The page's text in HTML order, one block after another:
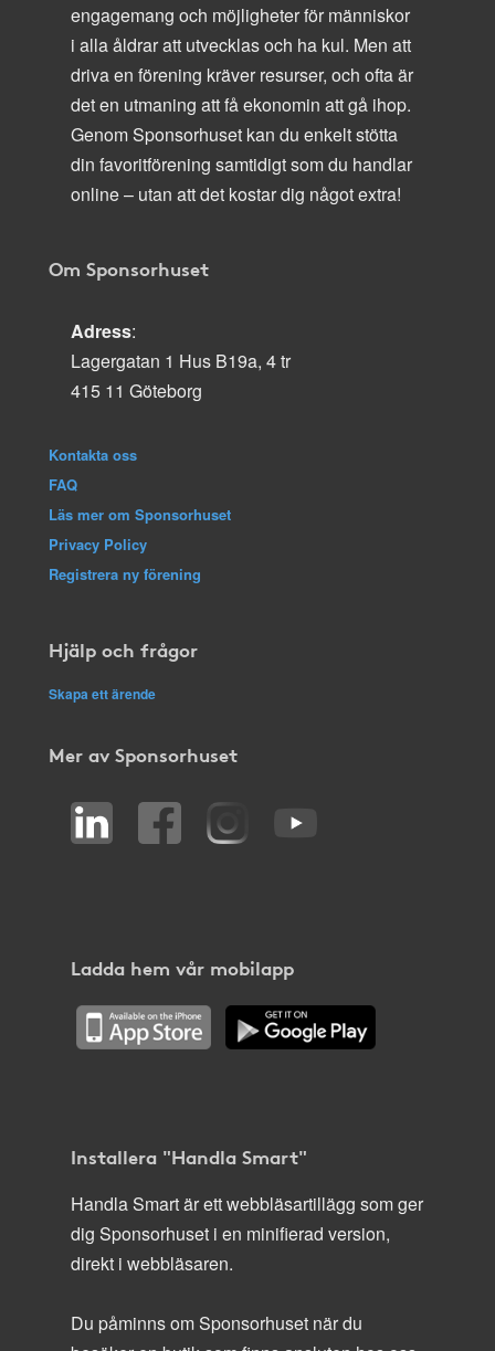
engagemang och möjligheter för människor
i alla åldrar att utvecklas och ha kul. Men att
driva en förening kräver resurser, och ofta är
det en utmaning att få ekonomin att gå ihop.
Genom Sponsorhuset kan du enkelt stötta
din favoritförening samtidigt som du handlar
online – utan att det kostar dig något extra!
Om Sponsorhuset
Adress:
Lagergatan 1 Hus B19a, 4 tr
415 11 Göteborg
Kontakta oss
FAQ
Läs mer om Sponsorhuset
Privacy Policy
Registrera ny förening
Hjälp och frågor
Skapa ett ärende
Mer av Sponsorhuset
Ladda hem vår mobilapp
Installera "Handla Smart"
Handla Smart är ett webbläsartillägg som ger
dig Sponsorhuset i en minifierad version,
direkt i webbläsaren.
Du påminns om Sponsorhuset när du